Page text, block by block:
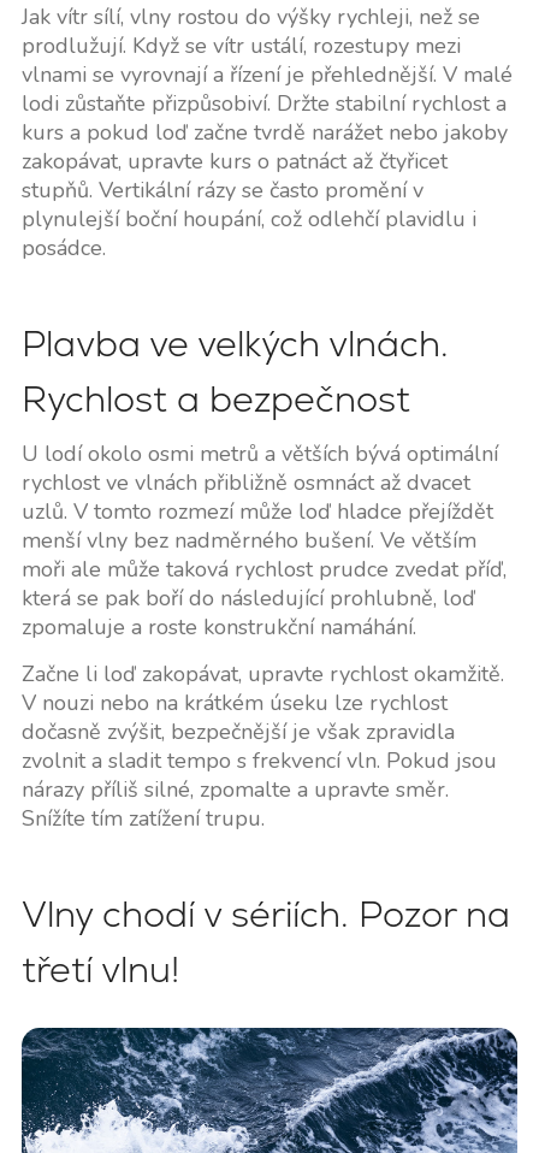
Jak vítr sílí, vlny rostou do výšky rychleji, než se
prodlužují. Když se vítr ustálí, rozestupy mezi
vlnami se vyrovnají a řízení je přehlednější. V malé
lodi zůstaňte přizpůsobiví. Držte stabilní rychlost a
kurs a pokud loď začne tvrdě narážet nebo jakoby
zakopávat, upravte kurs o patnáct až čtyřicet
stupňů. Vertikální rázy se často promění v
plynulejší boční houpání, což odlehčí plavidlu i
posádce.
Plavba ve velkých vlnách.
Rychlost a bezpečnost
U lodí okolo osmi metrů a větších bývá optimální
rychlost ve vlnách přibližně osmnáct až dvacet
uzlů. V tomto rozmezí může loď hladce přejíždět
menší vlny bez nadměrného bušení. Ve větším
moři ale může taková rychlost prudce zvedat příď,
která se pak boří do následující prohlubně, loď
zpomaluje a roste konstrukční namáhání.
Začne li loď zakopávat, upravte rychlost okamžitě.
V nouzi nebo na krátkém úseku lze rychlost
dočasně zvýšit, bezpečnější je však zpravidla
zvolnit a sladit tempo s frekvencí vln. Pokud jsou
nárazy příliš silné, zpomalte a upravte směr.
Snížíte tím zatížení trupu.
Vlny chodí v sériích. Pozor na
třetí vlnu!